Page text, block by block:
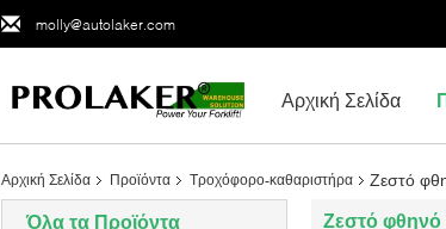
molly@autolaker.com
Αρχική Σελίδα
Αρχική Σελίδα Προϊόντα Τροχόφορο-καθαριστήρα Ζεστό
Όλα τα Προϊόντα Ζεστό φθηνό